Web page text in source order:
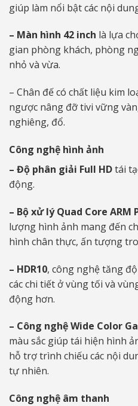
giúp làm nổi bật các nội
– Màn hình 42 inch là lựa
gian phòng khách, phòng
nhỏ và vừa.
– Chân đế có chất liệu kim
ngược nâng đỡ tivi vững
nghiêng, đổ.
Công nghệ hình ảnh
– Độ phân giải Full HDtái
động.
– Bộ xử lý Quad Core ARM
lượng hình ảnh mang đến
hình chân thực, ấn tượng
– HDR10, công nghệ tăng
các chi tiết ở vùng tối và
động hơn.
– Công nghệ Wide Color
màu sắc giúp tái hiện hình
hỗ trợ trình chiếu các nội
tự nhiên.
Công nghệ âm thanh